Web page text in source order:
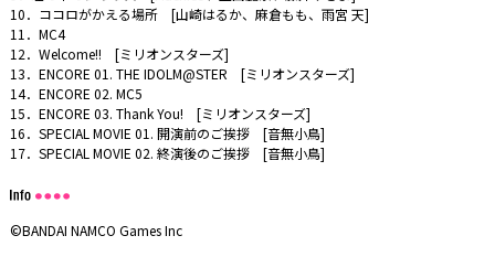
10．ココロがかえる場所 [山崎はるか、麻倉もも、雨宮 天]
11．MC4
12．Welcome!! [ミリオンスターズ]
13．ENCORE 01. THE IDOLM@STER [ミリオンスターズ]
14．ENCORE 02. MC5
15．ENCORE 03. Thank You! [ミリオンスターズ]
16．SPECIAL MOVIE 01. 開演前のご挨拶 [音無小鳥]
17．SPECIAL MOVIE 02. 終演後のご挨拶 [音無小鳥]
©BANDAI NAMCO Games Inc